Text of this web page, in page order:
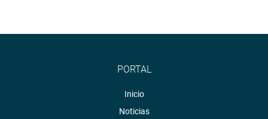
PORTAL
Inicio
Noticias